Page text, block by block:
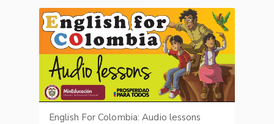
English For Colombia: Audio lessons